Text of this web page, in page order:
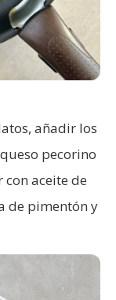
añadir los
pecorino
aceite de
de pimentón y